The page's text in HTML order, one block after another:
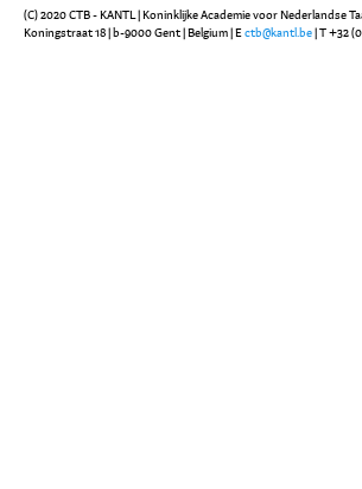
(C) 2020 CTB - KANTL | Koninklijke Academie voor Nederlandse
Koningstraat 18 | b-9000 Gent | Belgium | E ctb@kantl.be | T +32